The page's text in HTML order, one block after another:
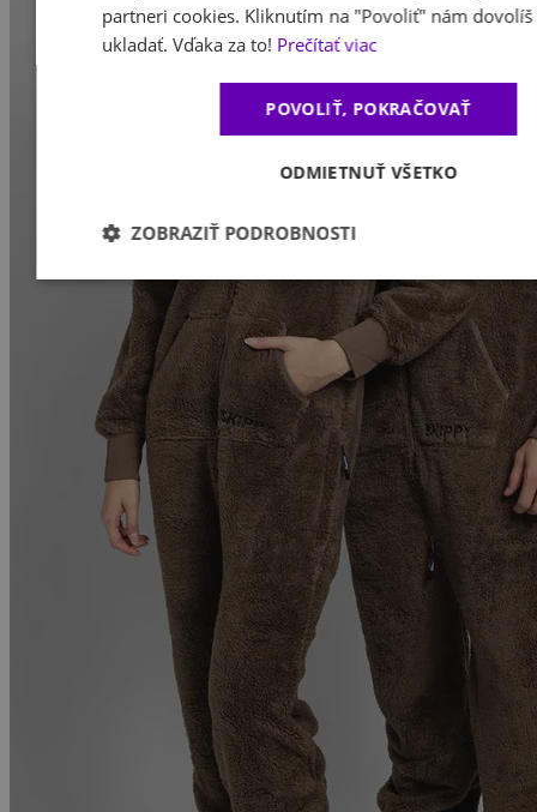
partneri cookies. Kliknutím na "Povoliť" nám dovolíš
ukladať. Vďaka za to! Prečítať viac
POVOLIŤ, POKRAČOVAŤ
ODMIETNUŤ VŠETKO
ZOBRAZIŤ PODROBNOSTI